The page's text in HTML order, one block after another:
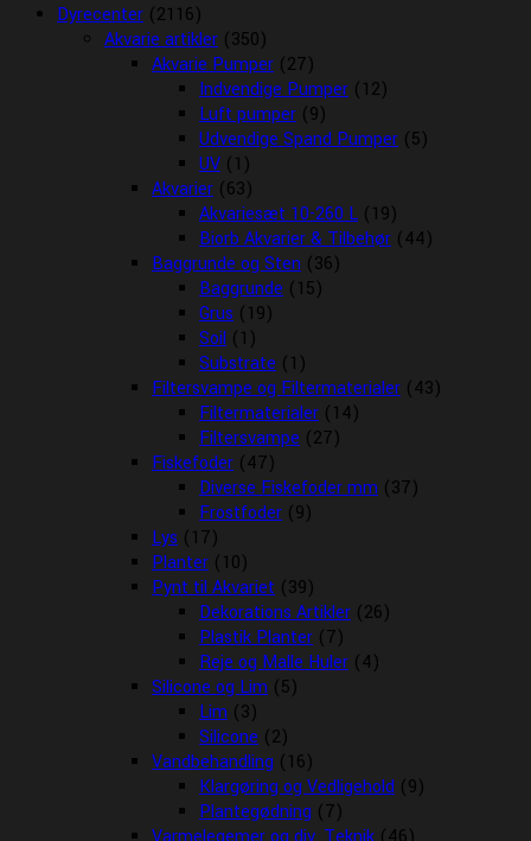
Dyrecenter (2116)
Akvarie artikler (350)
Akvarie Pumper (27)
Indvendige Pumper (12)
Luft pumper (9)
Udvendige Spand Pumper (5)
UV (1)
Akvarier (63)
Akvariesæt 10-260 L (19)
Biorb Akvarier & Tilbehør (44)
Baggrunde og Sten (36)
Baggrunde (15)
Grus (19)
Soil (1)
Substrate (1)
Filtersvampe og Filtermaterialer (43)
Filtermaterialer (14)
Filtersvampe (27)
Fiskefoder (47)
Diverse Fiskefoder mm (37)
Frostfoder (9)
Lys (17)
Planter (10)
Pynt til Akvariet (39)
Dekorations Artikler (26)
Plastik Planter (7)
Reje og Malle Huler (4)
Silicone og Lim (5)
Lim (3)
Silicone (2)
Vandbehandling (16)
Klargøring og Vedligehold (9)
Plantegødning (7)